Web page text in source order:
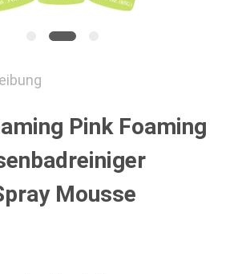
Pink Foaming
Mousse